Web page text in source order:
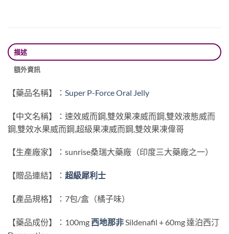
描述
額外資訊
【藥品名稱】： Super P-Force Oral Jelly
【中文名稱】：速效威而鋼,雙效果凍威而鋼,雙效液態威而
鋼,雙效水果威而鋼,超級果凍威而鋼,雙效果凍偉哥
【生產廠家】：sunrise桑瑞大藥廠（印度三大藥廠之一）
【贈品連結】： 超級犀利士
【產品規格】：7包/盒（橘子味）
【藥品成份】：100mg 西地那非Sildenafil + 60mg 達泊西汀